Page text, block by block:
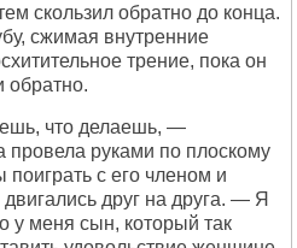
скользил обратно до конца.
сжимая внутренние
трение, пока он
обратно.
что делаешь, —
руками по плоскому
с его членом и
друг на друга. — Я
у меня сын, который так